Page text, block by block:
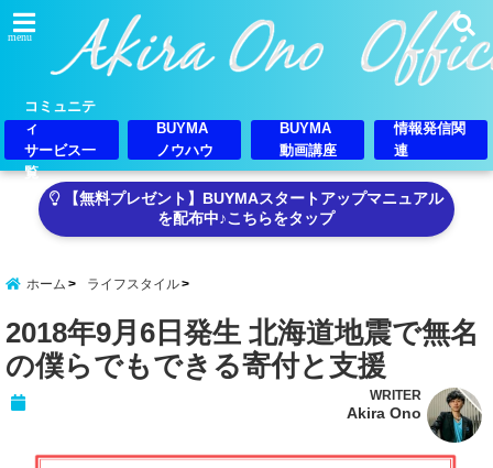
menu
コミュニテ
ィ
サービス一
覧
BUYMA
ノウハウ
BUYMA
動画講座
情報発信関
連
【無料プレゼント】BUYMAスタートアップマニュアル
を配布中♪こちらをタップ
ホーム ライフスタイル
2018年9月6日発生 北海道地震で無名
の僕らでもできる寄付と支援
WRITER
Akira Ono